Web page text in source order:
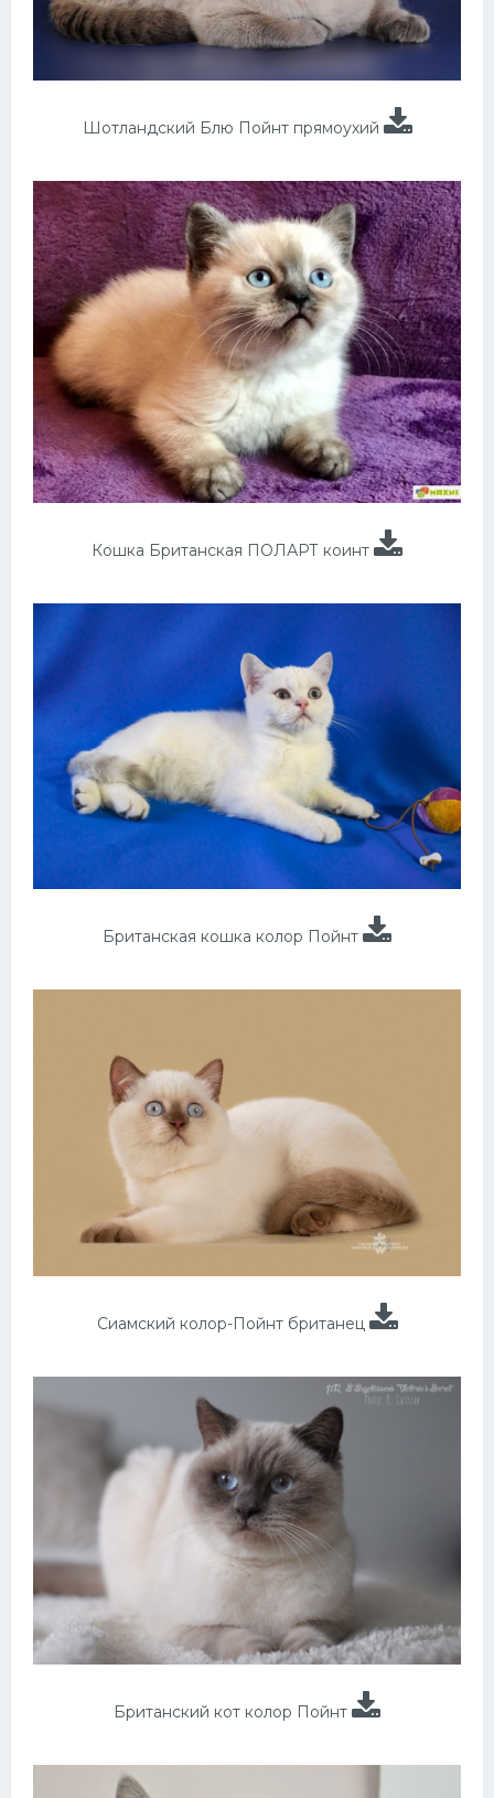
Шотландский Блю Пойнт прямоухий
Кошка Британская ПОЛАРТ коинт
Британская кошка колор Пойнт
Сиамский колор-Пойнт британец
Британский кот колор Пойнт